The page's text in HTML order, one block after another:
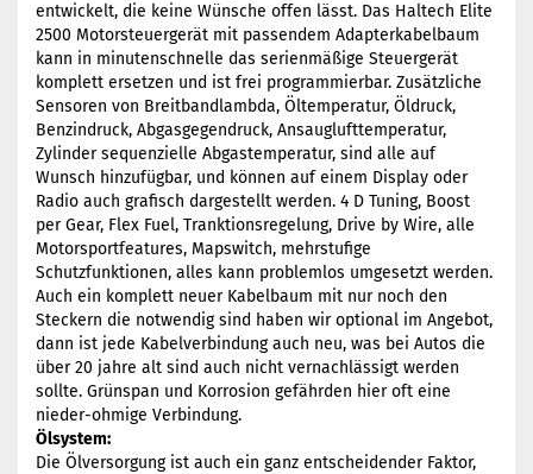
entwickelt, die keine Wünsche offen lässt. Das Haltech Elite
2500 Motorsteuergerät mit passendem Adapterkabelbaum
kann in minutenschnelle das serienmäßige Steuergerät
komplett ersetzen und ist frei programmierbar. Zusätzliche
Sensoren von Breitbandlambda, Öltemperatur, Öldruck,
Benzindruck, Abgasgegendruck, Ansauglufttemperatur,
Zylinder sequenzielle Abgastemperatur, sind alle auf
Wunsch hinzufügbar, und können auf einem Display oder
Radio auch grafisch dargestellt werden. 4 D Tuning, Boost
per Gear, Flex Fuel, Tranktionsregelung, Drive by Wire, alle
Motorsportfeatures, Mapswitch, mehrstufige
Schutzfunktionen, alles kann problemlos umgesetzt werden.
Auch ein komplett neuer Kabelbaum mit nur noch den
Steckern die notwendig sind haben wir optional im Angebot,
dann ist jede Kabelverbindung auch neu, was bei Autos die
über 20 jahre alt sind auch nicht vernachlässigt werden
sollte. Grünspan und Korrosion gefährden hier oft eine
nieder-ohmige Verbindung.
Ölsystem:
Die Ölversorgung ist auch ein ganz entscheidender Faktor,